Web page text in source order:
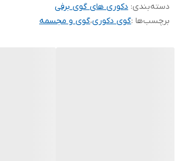
دسته‌بندی: دکوری های گوی برفی
برچسب‌ها :گوی دکوری،گوی و مجسمه